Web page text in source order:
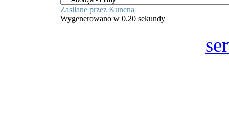
Zasilane przez Kunena
Wygenerowano w 0.20 sekundy